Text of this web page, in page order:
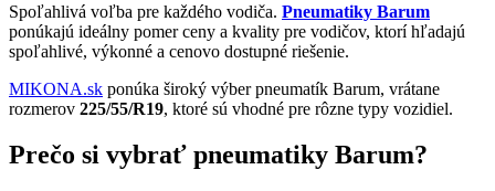
Spoľahlivá voľba pre každého vodiča. Pneumatiky Barum
ponúkajú ideálny pomer ceny a kvality pre vodičov, ktorí hľadajú
spoľahlivé, výkonné a cenovo dostupné riešenie.
MIKONA.sk ponúka široký výber pneumatík Barum, vrátane
rozmerov 225/55/R19, ktoré sú vhodné pre rôzne typy vozidiel.
Prečo si vybrať pneumatiky Barum?